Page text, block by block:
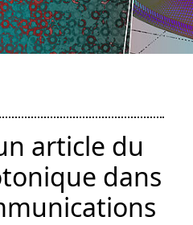
article du
dans